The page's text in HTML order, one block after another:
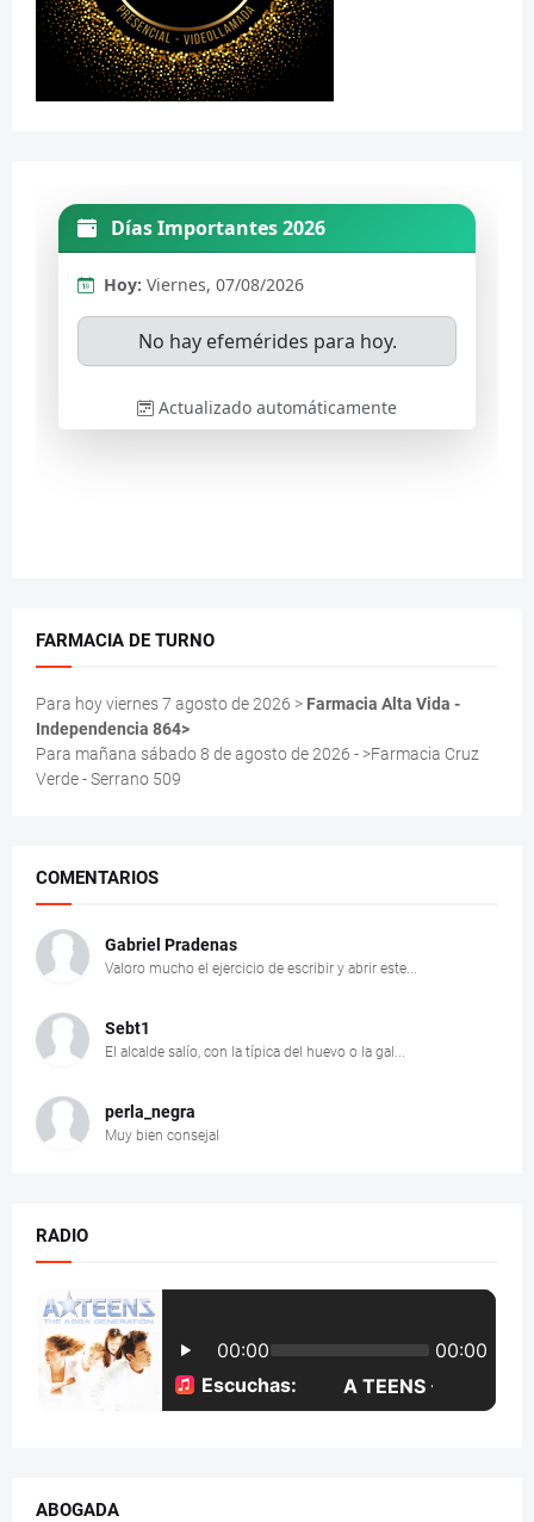
FARMACIA DE TURNO
Para hoy viernes 7 agosto de 2026 > Farmacia Alta Vida -
Independencia 864>
Para mañana sábado 8 de agosto de 2026 - >Farmacia Cruz
Verde - Serrano 509
COMENTARIOS
Gabriel Pradenas
Valoro mucho el ejercicio de escribir y abrir este...
Sebt1
El alcalde salío, con la típica del huevo o la gal...
perla_negra
Muy bien consejal
RADIO
ABOGADA